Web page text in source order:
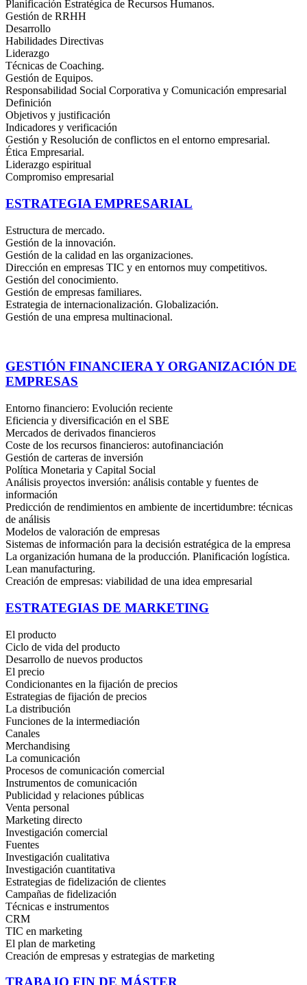
Planificación Estratégica de Recursos Humanos.
Gestión de RRHH
Desarrollo
Habilidades Directivas
Liderazgo
Técnicas de Coaching.
Gestión de Equipos.
Responsabilidad Social Corporativa y Comunicación empresarial
Definición
Objetivos y justificación
Indicadores y verificación
Gestión y Resolución de conflictos en el entorno empresarial.
Ética Empresarial.
Liderazgo espiritual
Compromiso empresarial
ESTRATEGIA EMPRESARIAL
Estructura de mercado.
Gestión de la innovación.
Gestión de la calidad en las organizaciones.
Dirección en empresas TIC y en entornos muy competitivos.
Gestión del conocimiento.
Gestión de empresas familiares.
Estrategia de internacionalización. Globalización.
Gestión de una empresa multinacional.
GESTIÓN FINANCIERA Y ORGANIZACIÓN DE
EMPRESAS
Entorno financiero: Evolución reciente
Eficiencia y diversificación en el SBE
Mercados de derivados financieros
Coste de los recursos financieros: autofinanciación
Gestión de carteras de inversión
Política Monetaria y Capital Social
Análisis proyectos inversión: análisis contable y fuentes de
información
Predicción de rendimientos en ambiente de incertidumbre: técnicas
de análisis
Modelos de valoración de empresas
Sistemas de información para la decisión estratégica de la empresa
La organización humana de la producción. Planificación logística.
Lean manufacturing.
Creación de empresas: viabilidad de una idea empresarial
ESTRATEGIAS DE MARKETING
El producto
Ciclo de vida del producto
Desarrollo de nuevos productos
El precio
Condicionantes en la fijación de precios
Estrategias de fijación de precios
La distribución
Funciones de la intermediación
Canales
Merchandising
La comunicación
Procesos de comunicación comercial
Instrumentos de comunicación
Publicidad y relaciones públicas
Venta personal
Marketing directo
Investigación comercial
Fuentes
Investigación cualitativa
Investigación cuantitativa
Estrategias de fidelización de clientes
Campañas de fidelización
Técnicas e instrumentos
CRM
TIC en marketing
El plan de marketing
Creación de empresas y estrategias de marketing
TRABAJO FIN DE MÁSTER